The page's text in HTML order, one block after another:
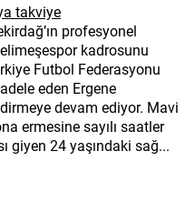
takviye
profesyonel
kadrosunu
Futbol Federasyonu
eden Ergene
devam ediyor. Mavi
ermesine sayılı saatler
giyen 24 yaşındaki sağ...